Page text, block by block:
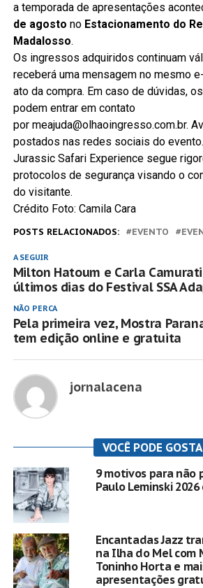
a temporada de apresentações
de agosto no Estacionamento do
Madalosso.
Os ingressos adquiridos continuam
receberá uma mensagem no mesmo
ato da compra. Em caso de dúvidas,
podem entrar em contato
por meajuda@olhaoingresso.com.br.
postados nas redes sociais do
Jurassic Safari Experience segue
protocolos de segurança visando o
do visitante.
Crédito Foto: Camila Cara
POSTS RELACIONADOS: EVENTO
A SEGUIR
Milton Hatoum e Carla
últimos dias do Festival SSA
NÃO PERCA
Pela primeira vez, Mostra
tem edição online e gratuita
jornalacena
VOCÊ PODE
9 motivos para não
Paulo Leminski
Encantadas Jazz
na Ilha do Mel com
Toninho Horta e
apresentações